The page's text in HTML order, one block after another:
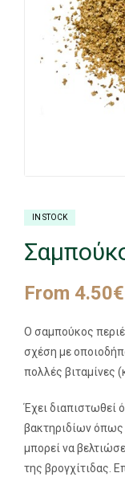
IN STOCK
From 4.50€
Ο σαμπούκος
σχέση με
πολλές βιταμίνες
Έχει διαπιστωθεί
βακτηριδίων όπως
μπορεί να
της βρογχίτιδας.